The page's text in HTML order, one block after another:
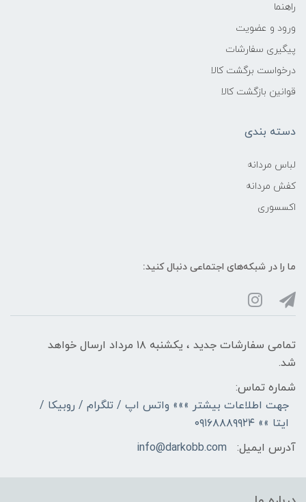
راهنما
ورود و عضویت
پیگیری سفارشات
درخواست برگشت کالا
قوانین بازگشت کالا
دسته بندی
لباس مردانه
کفش مردانه
اکسسوری
ما را در شبکه‌های اجتماعی دنبال کنید:
تمامی سفارشات جدید ، یکشنبه ۱۸ مرداد ارسال خواهد
شد.
شماره تماس:
جهت اطلاعات بیشتر »»» واتس اپ / تلگرام / روبیکا /
ایتا »» ۰۹۱۶۸۸۸۹۹۲۴
آدرس ایمیل:
info@darkobb.com